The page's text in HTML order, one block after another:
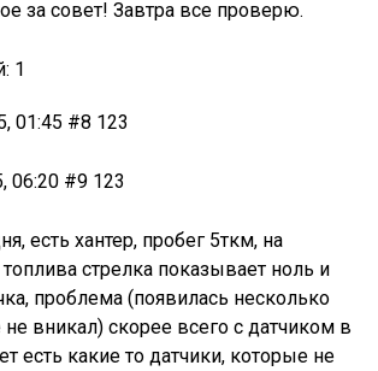
за совет! Завтра все проверю.
1
01:45 #8 123
06:20 #9 123
есть хантер, пробег 5ткм, на
стрелка показывает ноль и
проблема (появилась несколько
вникал) скорее всего с датчиком в
есть какие то датчики, которые не